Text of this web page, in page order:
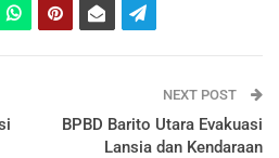
NEXT POST
BPBD Barito Utara Evakuasi
Lansia dan Kendaraan